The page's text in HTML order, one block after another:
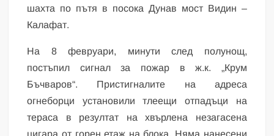
шахта по пътя в посока Дунав мост Видин –
Калафат.
На 8 февруари, минути след полунощ,
постъпил сигнал за пожар в ж.к. „Крум
Бъчваров“. Пристигналите на адреса
огнеборци установили тлеещи отпадъци на
тераса в резултат на хвърлена незагасена